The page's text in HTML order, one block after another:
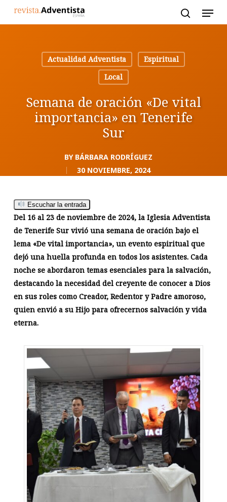
Actualidad Adventista
Espiritual
Local
Semana de oración «De vital
importancia» en Tenerife
Sur
BY BÁRBARA RODRÍGUEZ
30 NOVIEMBRE, 2024
Escuchar la entrada
Del 16 al 23 de noviembre de 2024, la Iglesia Adventista
de Tenerife Sur vivió una semana de oración bajo el
lema «De vital importancia», un evento espiritual que
dejó una huella profunda en todos los asistentes. Cada
noche se abordaron temas esenciales para la salvación,
destacando la necesidad del creyente de conocer a Dios
en sus roles como Creador, Redentor y Padre amoroso,
quien envió a su Hijo para ofrecernos salvación y vida
eterna.